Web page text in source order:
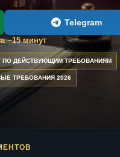
Telegram
~15 минут
ПО ДЕЙСТВУЮЩИМ ТРЕБОВАНИЯМ
ТРЕБОВАНИЯ 2026